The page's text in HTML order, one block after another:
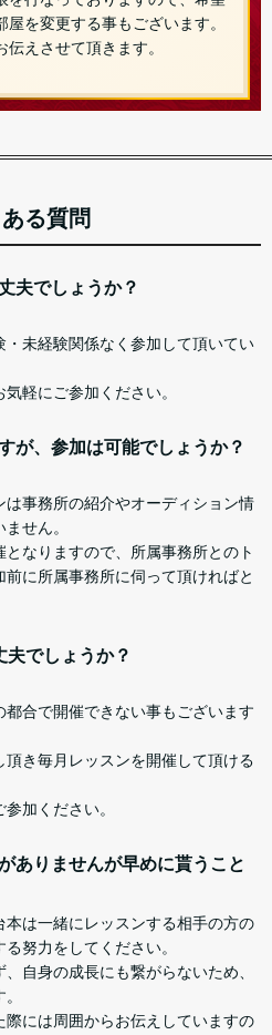
を変更する事もございます。
えさせて頂きます。
る質問
夫でしょうか？
未経験関係なく参加して頂いてい
軽にご参加ください。
が、参加は可能でしょうか？
は事務所の紹介やオーディション情
せん。
なりますので、所属事務所とのト
に所属事務所に伺って頂ければと
夫でしょうか？
合で開催できない事もございます
き毎月レッスンを開催して頂ける
加ください。
ありませんが早めに貰うこと
は一緒にレッスンする相手の方の
努力をしてください。
自身の成長にも繋がらないため、
には周囲からお伝えしていますの